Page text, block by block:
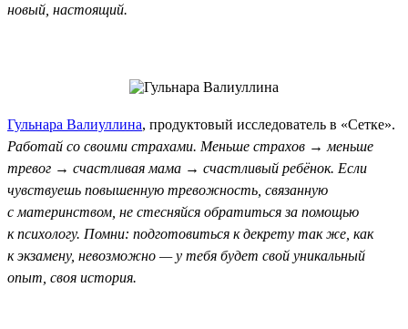
новый, настоящий.
Гульнара Валиуллина, продуктовый исследователь в «Сетке».
Работай со своими страхами. Меньше страхов → меньше
тревог → счастливая мама → счастливый ребёнок. Если
чувствуешь повышенную тревожность, связанную
с материнством, не стесняйся обратиться за помощью
к психологу. Помни: подготовиться к декрету так же, как
к экзамену, невозможно — у тебя будет свой уникальный
опыт, своя история.